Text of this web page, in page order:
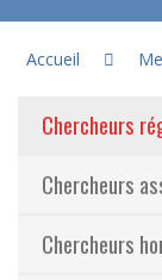
À propos
Recherche
Membres
Accueil
Chercheurs
Chercheurs
Chercheurs